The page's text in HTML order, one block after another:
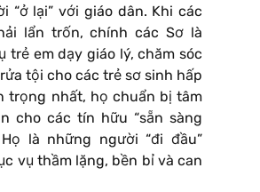
“ở lại” với giáo dân. Khi các
lẩn trốn, chính các Sơ là
trẻ em dạy giáo lý, chăm sóc
tội cho các trẻ sơ sinh hấp
trọng nhất, họ chuẩn bị tâm
cho các tín hữu “sẵn sàng
là những người “đi đầu”
vụ thầm lặng, bền bỉ và can